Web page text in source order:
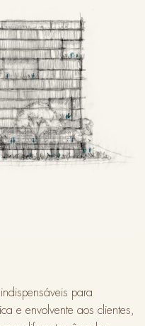
para
e envolvente aos clientes,